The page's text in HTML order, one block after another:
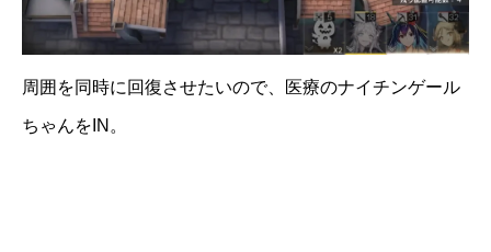
周囲を同時に回復させたいので、医療のナイチンゲール
ちゃんをIN。